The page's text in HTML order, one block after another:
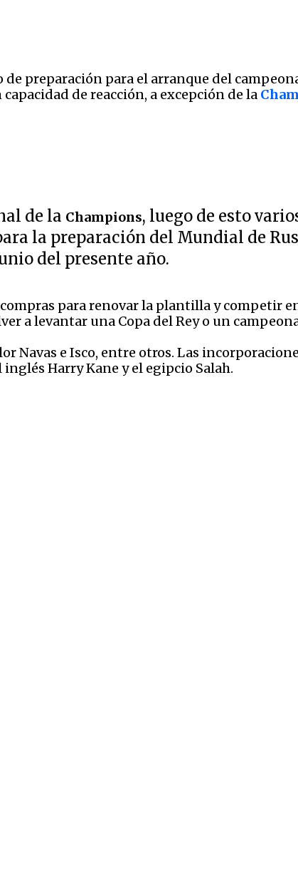
de preparación para el arranque del
de reacción, a excepción de la
de la Champions, luego de esto
la preparación del Mundial de
del presente año.
para renovar la plantilla y competir
a levantar una Copa del Rey o un
Navas e Isco, entre otros. Las
Harry Kane y el egipcio Salah.